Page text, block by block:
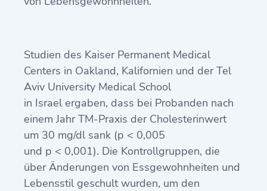
Studien des Kaiser Permanent Medical
Centers in Oakland, Kalifornien und der Tel
Aviv University Medical School
in Israel ergaben, dass bei Probanden nach
einem Jahr TM-Praxis der Cholesterinwert
um 30 mg/dl sank (p < 0,005
und p < 0,001). Die Kontrollgruppen, die
über Änderungen von Essgewohnheiten und
Lebensstil geschult wurden, um den